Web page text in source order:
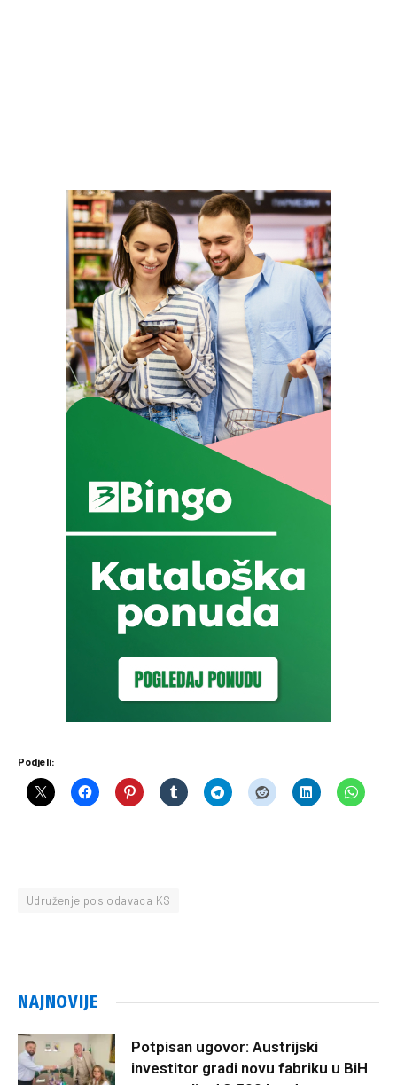
Podjeli:
Udruženje poslodavaca KS
NAJNOVIJE
Potpisan ugovor: Austrijski
investitor gradi novu fabriku u BiH